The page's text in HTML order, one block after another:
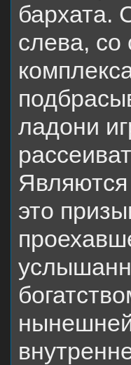
бархата.
слева, со
ладони
Являются
это